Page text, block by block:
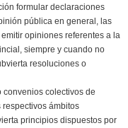
formular declaraciones
pública en general, las
opiniones referentes a la
siempre y cuando no
resoluciones o
colectivos de
ámbitos
principios dispuestos por